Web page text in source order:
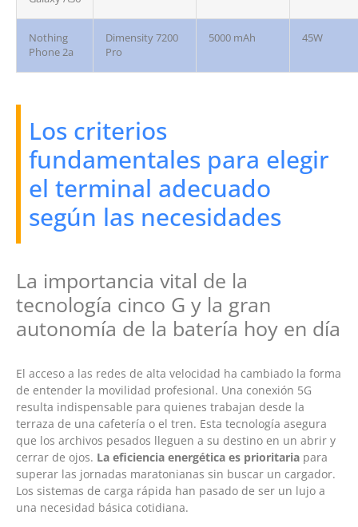
Nothing
Phone 2a
Dimensity 7200
Pro
5000 mAh 45W
Los criterios
fundamentales para elegir
el terminal adecuado
según las necesidades
La importancia vital de la
tecnología cinco G y la gran
autonomía de la batería hoy en día
El acceso a las redes de alta velocidad ha cambiado la forma
de entender la movilidad profesional. Una conexión 5G
resulta indispensable para quienes trabajan desde la
terraza de una cafetería o el tren. Esta tecnología asegura
que los archivos pesados lleguen a su destino en un abrir y
cerrar de ojos. La eficiencia energética es prioritaria para
superar las jornadas maratonianas sin buscar un cargador.
Los sistemas de carga rápida han pasado de ser un lujo a
una necesidad básica cotidiana.